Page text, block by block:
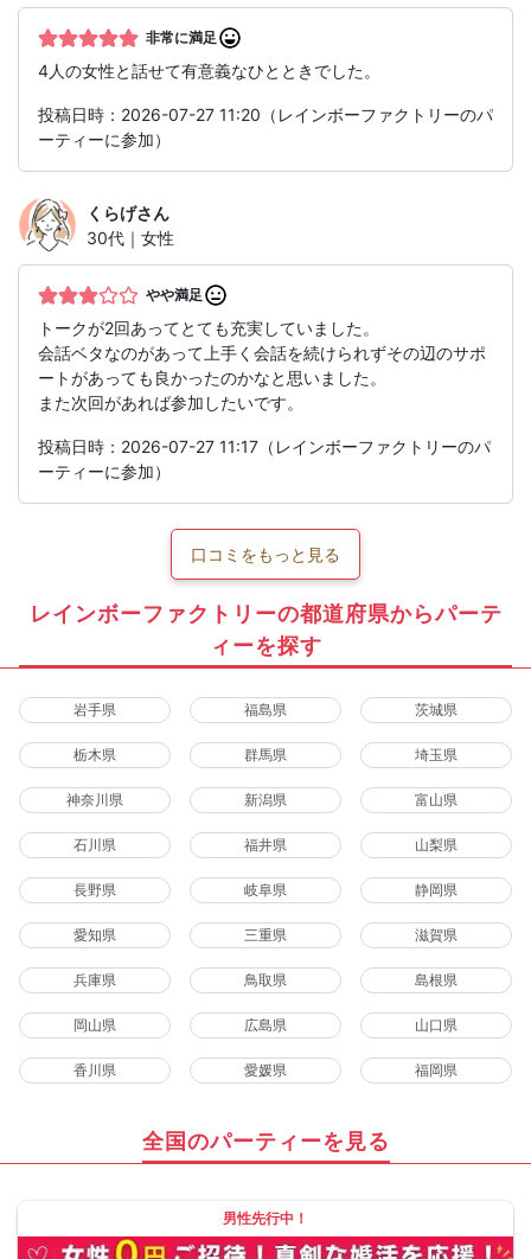
非常に満足
4人の女性と話せて有意義なひとときでした。
投稿日時：2026-07-27 11:20（レインボーファクトリーのパ
ーティーに参加）
くらげさん
30代｜女性
やや満足
トークが2回あってとても充実していました。
会話ベタなのがあって上手く会話を続けられずその辺のサポ
ートがあっても良かったのかなと思いました。
また次回があれば参加したいです。
投稿日時：2026-07-27 11:17（レインボーファクトリーのパ
ーティーに参加）
口コミをもっと見る
レインボーファクトリーの都道府県からパーテ
ィーを探す
岩手県 福島県 茨城県
栃木県 群馬県 埼玉県
神奈川県 新潟県 富山県
石川県 福井県 山梨県
長野県 岐阜県 静岡県
愛知県 三重県 滋賀県
兵庫県 鳥取県 島根県
岡山県 広島県 山口県
香川県 愛媛県 福岡県
全国のパーティーを見る
男性先行中！